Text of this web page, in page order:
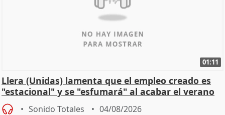
01:11
Llera (Unidas) lamenta que el empleo creado es
"estacional" y se "esfumará" al acabar el verano
Sonido Totales 04/08/2026